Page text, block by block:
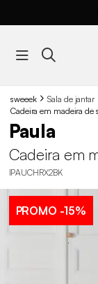
sweeek Sala de jantar
Cadeira em madeira de
Paula
Cadeira em
IPAUCHRX2BK
PROMO -15%